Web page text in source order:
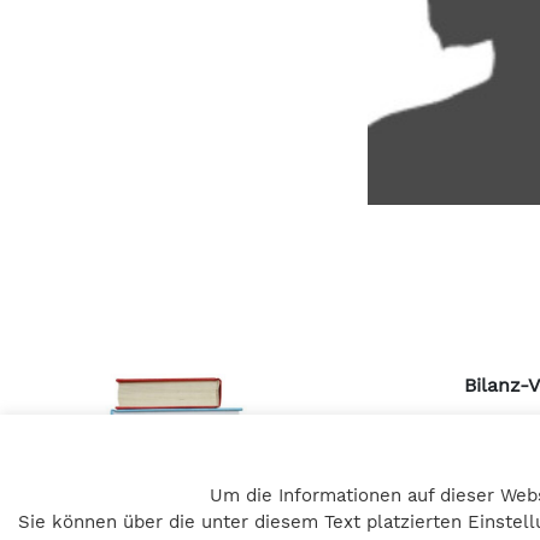
Bilanz-
+43 316
Um die Informationen auf dieser
Sie können über die unter diesem Text platzierten